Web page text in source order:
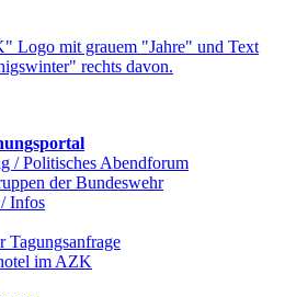
/ Politisches Abendforum
der Bundeswehr
Infos
Tagungsanfrage
im AZK